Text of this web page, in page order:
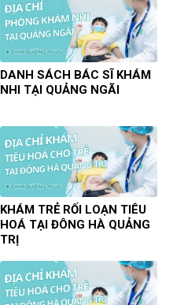
DANH SÁCH BÁC SĨ KHÁM
NHI TẠI QUẢNG NGÃI
KHÁM TRẺ RỐI LOẠN TIÊU
HOÁ TẠI ĐÔNG HÀ QUẢNG
TRỊ